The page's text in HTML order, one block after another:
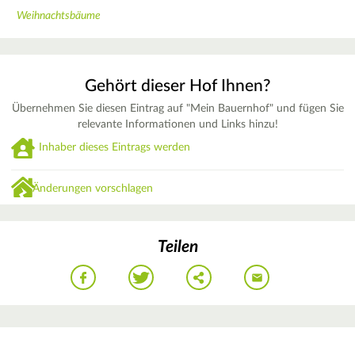
Weihnachtsbäume
Gehört dieser Hof Ihnen?
Übernehmen Sie diesen Eintrag auf "Mein Bauernhof" und fügen Sie
relevante Informationen und Links hinzu!
Inhaber dieses Eintrags werden
Änderungen vorschlagen
Teilen